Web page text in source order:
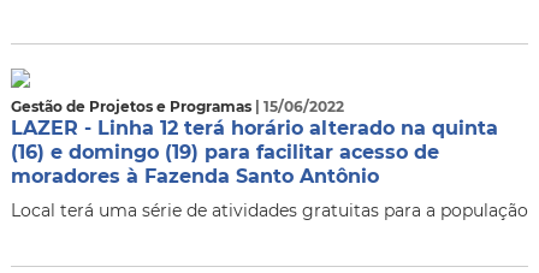
Gestão de Projetos e Programas | 15/06/2022
LAZER - Linha 12 terá horário alterado na quinta
(16) e domingo (19) para facilitar acesso de
moradores à Fazenda Santo Antônio
Local terá uma série de atividades gratuitas para a população